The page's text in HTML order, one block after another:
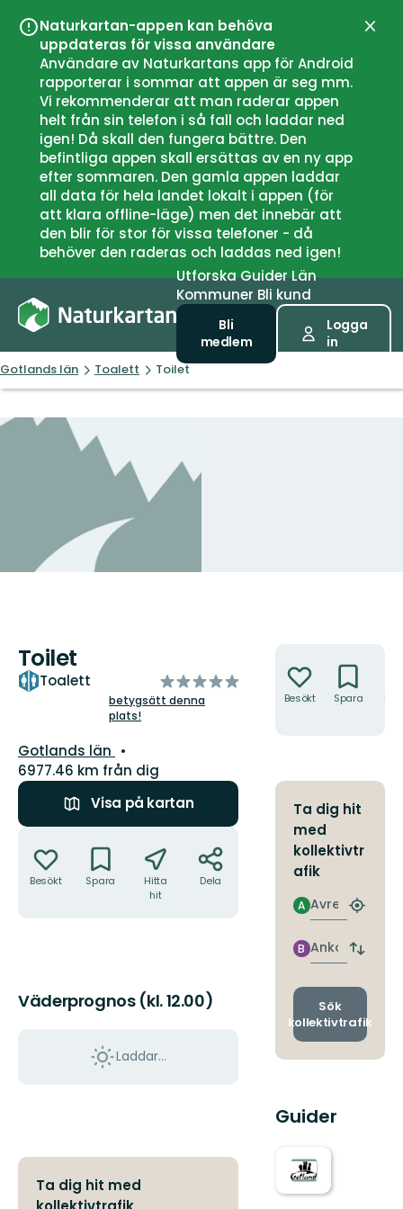
Naturkartan-appen kan behöva
uppdateras för vissa användare
Användare av Naturkartans app för Android
rapporterar i sommar att appen är seg mm.
Vi rekommenderar att man raderar appen
helt från sin telefon i så fall och laddar ned
igen! Då skall den fungera bättre. Den
befintliga appen skall ersättas av en ny app
efter sommaren. Den gamla appen laddar
all data för hela landet lokalt i appen (för
att klara offline-läge) men det innebär att
den blir för stor för vissa telefoner - då
behöver den raderas och laddas ned igen!
UtforskaGuiderLän
Kommuner Bli kund
Bli
medlem
Logga
in
Gotlands län Toalett Toilet
Toilet
Toalett
av
5
betygsätt denna
plats!
Län:
Gotlands län
6977.46 km från dig
Visa på kartan
Besökt Spara
Hitta
hit
Dela
Väderprognos (kl. 12.00)
Laddar...
Ta dig hit med
Besökt Spara
Ta dig hit
med
kollektivtr
afik
Avresa
A
Hitta
Ankomst
B
Byt
och
Sök
kollektivtrafik
Guider